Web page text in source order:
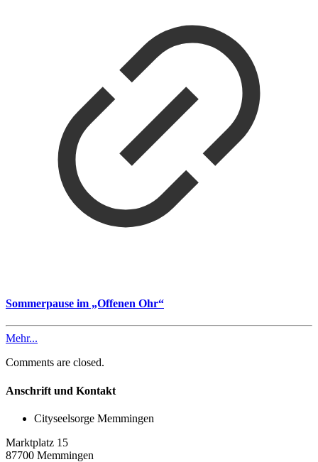
Sommerpause im „Offenen Ohr“
Mehr...
Comments are closed.
Anschrift und Kontakt
Cityseelsorge Memmingen
Marktplatz 15
87700 Memmingen